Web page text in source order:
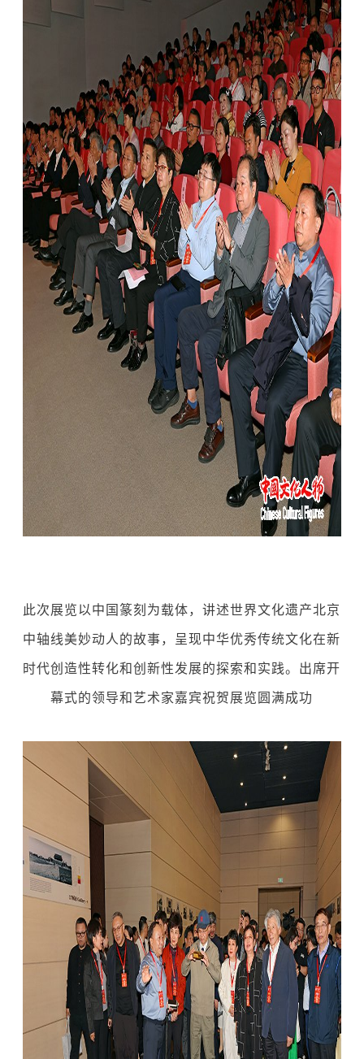
此次展览以中国篆刻为载体，讲述世界文化遗产北京
中轴线美妙动人的故事，呈现中华优秀传统文化在新
时代创造性转化和创新性发展的探索和实践。出席开
幕式的领导和艺术家嘉宾祝贺展览圆满成功